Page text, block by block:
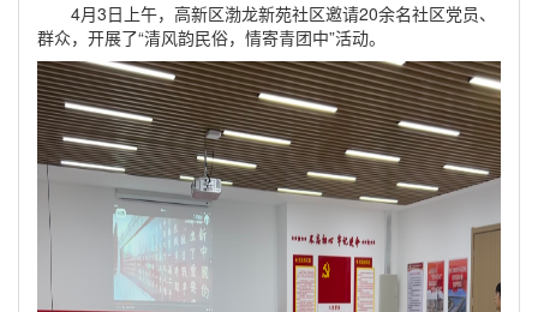
4月3日上午，高新区渤龙新苑社区邀请20余名社区党员、
群众，开展了“清风韵民俗，情寄青团中”活动。